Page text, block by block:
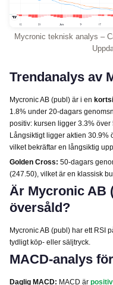
Mycronic teknisk analys –
Trendanalys av
Mycronic AB (publ) är i en
1.8% under 20-dagars
positiv: kursen ligger 3.3% över
Långsiktigt ligger aktien 30.9%
vilket bekräftar en långsiktig
Golden Cross: 50-dagars
(247.50), vilket är en klassisk
Är Mycronic AB
översåld?
Mycronic AB (publ) har ett RSI
tydligt köp- eller säljtryck.
MACD-analys
Daglig MACD: MACD är